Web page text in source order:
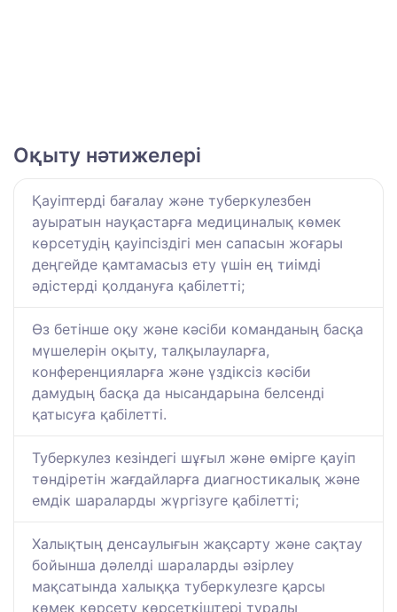
Оқыту нәтижелері
Қауіптерді бағалау және туберкулезбен
ауыратын науқастарға медициналық көмек
көрсетудің қауіпсіздігі мен сапасын жоғары
деңгейде қамтамасыз ету үшін ең тиімді
әдістерді қолдануға қабілетті;
Өз бетінше оқу және кәсіби команданың басқа
мүшелерін оқыту, талқылауларға,
конференцияларға және үздіксіз кәсіби
дамудың басқа да нысандарына белсенді
қатысуға қабілетті.
Туберкулез кезіндегі шұғыл және өмірге қауіп
төндіретін жағдайларға диагностикалық және
емдік шараларды жүргізуге қабілетті;
Халықтың денсаулығын жақсарту және сақтау
бойынша дәлелді шараларды әзірлеу
мақсатында халыққа туберкулезге қарсы
көмек көрсету көрсеткіштері туралы